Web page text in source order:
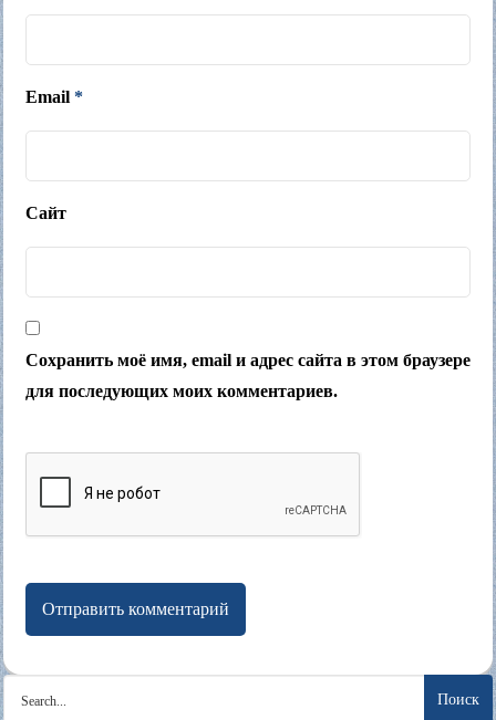
Email *
Сайт
Сохранить моё имя, email и адрес сайта в этом браузере
для последующих моих комментариев.